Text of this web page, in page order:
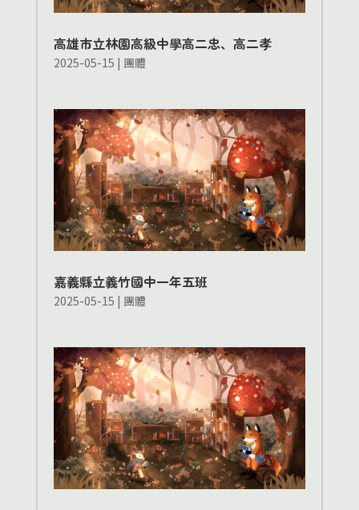
高雄市立林園高級中學高二忠、高二孝
2025-05-15 | 團體
嘉義縣立義竹國中一年五班
2025-05-15 | 團體